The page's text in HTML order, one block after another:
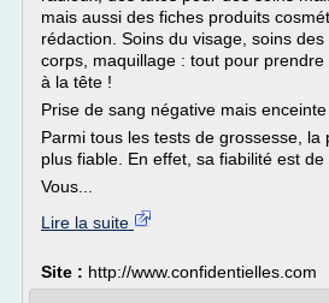
mais aussi des fiches produits
rédaction. Soins du visage, soins
corps, maquillage : tout pour
à la tête !
Prise de sang négative mais
Parmi tous les tests de grossesse, la
plus fiable. En effet, sa fiabilité est de
Vous...
Lire la suite
Site : http://www.confidentielles.com